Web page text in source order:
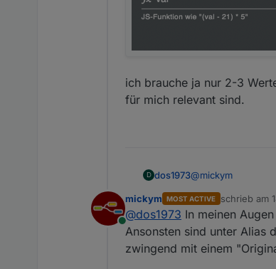
ich brauche ja nur 2-3
für mich relevant sind.
D dos1973@mickym
ich erkläre mal der
ich habe den mqqt
jetzte erstelle ich
Online
mickym MOST ACTIVE schrieb am
zuletzt
@dos1973 In meinen
Ansonsten sind unter Alias
zwingend mit einem